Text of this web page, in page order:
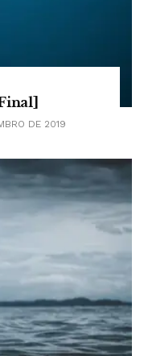
DE 2019